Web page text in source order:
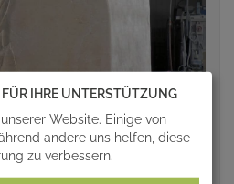
IHRE UNTERSTÜTZUNG
Website. Einige von
andere uns helfen, diese
zu verbessern.